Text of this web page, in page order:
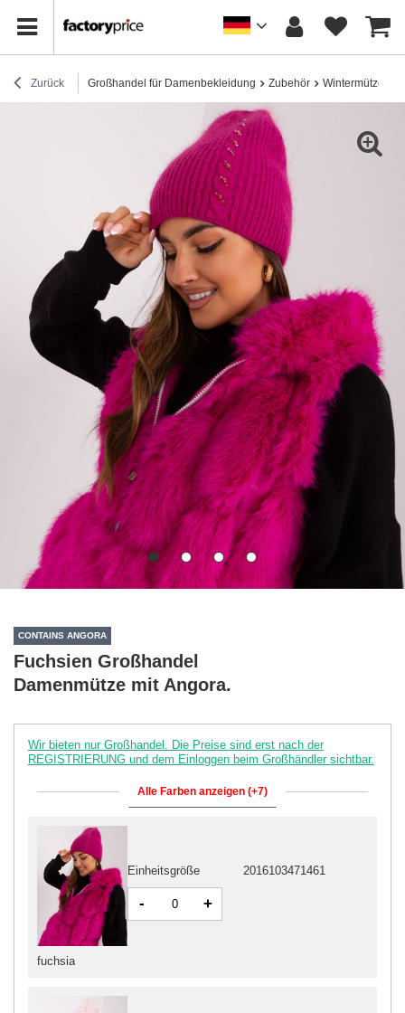
Zurück Großhandel für Damenbekleidung Zubehör Wintermützen
CONTAINS ANGORA
Fuchsien Großhandel
Damenmütze mit Angora.
Wir bieten nur Großhandel. Die Preise sind erst nach der
REGISTRIERUNG und dem Einloggen beim Großhändler sichtbar.
Alle Farben anzeigen (+7)
fuchsia
Einheitsgröße 2016103471461
- +